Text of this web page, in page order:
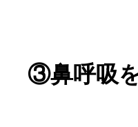
③鼻呼吸